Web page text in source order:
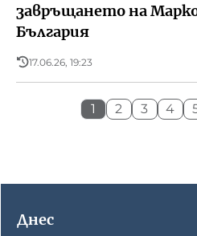
завръщането на
България
17.06.26, 19:23
1 2 3 4
Днес